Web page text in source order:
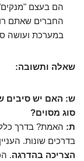
הם בעצם
החברים שאתם
במערכת ועושה
שאלה ותשובה:
ש: האם יש סיבים
סוג מסוים?
ת: האמת? בדרך כלל
בדרכים שונות.
הצריכה בהדרגה.